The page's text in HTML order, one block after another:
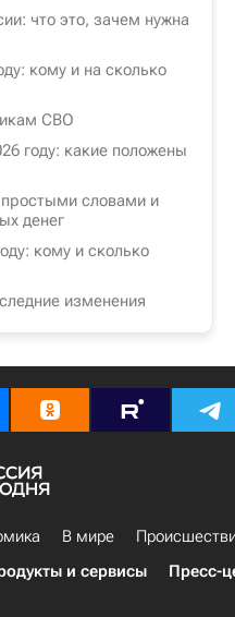
что это, зачем нужна
кому и на сколько
СВО
году: какие положены
словами и
денег
кому и сколько
изменения
В мире
и сервисы Пресс-